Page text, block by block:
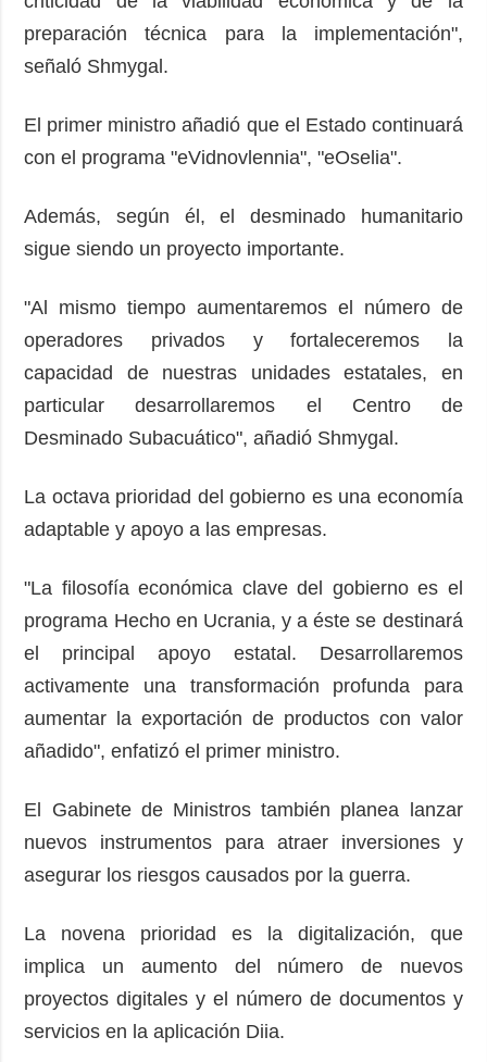
preparación técnica para la implementación",
señaló Shmygal.
El primer ministro añadió que el Estado continuará
con el programa "eVidnovlennia", "eOselia".
Además, según él, el desminado humanitario
sigue siendo un proyecto importante.
"Al mismo tiempo aumentaremos el número de
operadores privados y fortaleceremos la
capacidad de nuestras unidades estatales, en
particular desarrollaremos el Centro de
Desminado Subacuático", añadió Shmygal.
La octava prioridad del gobierno es una economía
adaptable y apoyo a las empresas.
"La filosofía económica clave del gobierno es el
programa Hecho en Ucrania, y a éste se destinará
el principal apoyo estatal. Desarrollaremos
activamente una transformación profunda para
aumentar la exportación de productos con valor
añadido", enfatizó el primer ministro.
El Gabinete de Ministros también planea lanzar
nuevos instrumentos para atraer inversiones y
asegurar los riesgos causados ​​por la guerra.
La novena prioridad es la digitalización, que
implica un aumento del número de nuevos
proyectos digitales y el número de documentos y
servicios en la aplicación Diia.